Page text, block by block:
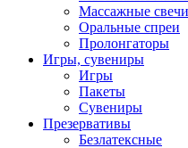
Массажные свечи
Оральные спреи
Пролонгаторы
Игры, сувениры
Игры
Пакеты
Сувениры
Презервативы
Безлатексные